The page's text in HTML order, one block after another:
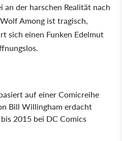
der harschen Realität nach
Among ist tragisch,
sich einen Funken Edelmut
auf einer Comicreihe
Bill Willingham erdacht
2015 bei DC Comics